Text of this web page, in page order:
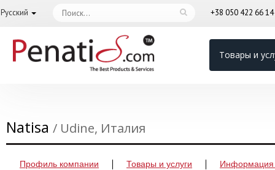
Русский +38 050 422 66 14
Товары и
Natisa / Udine, Италия
Профиль компании Товары и услуги Информация